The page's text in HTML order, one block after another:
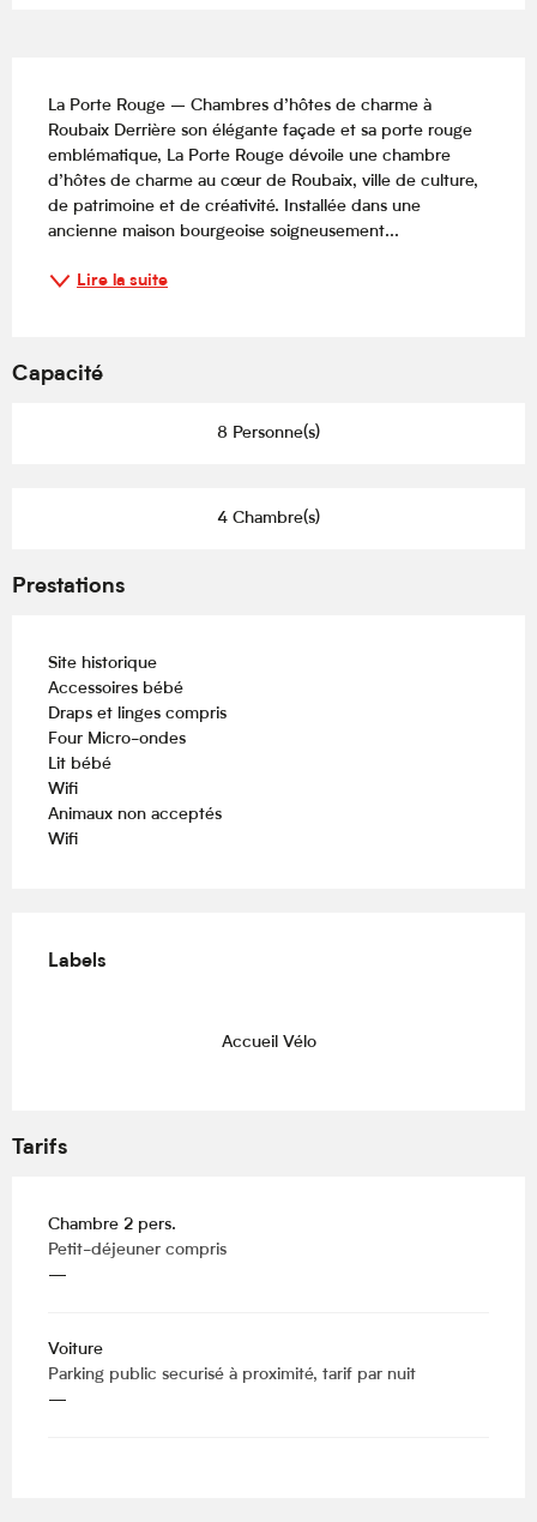
La Porte Rouge – Chambres d’hôtes de charme à
Roubaix Derrière son élégante façade et sa porte rouge
emblématique, La Porte Rouge dévoile une chambre
d’hôtes de charme au cœur de Roubaix, ville de culture,
de patrimoine et de créativité. Installée dans une
ancienne maison bourgeoise soigneusement...
Lire la suite
Capacité
8 Personne(s)
4 Chambre(s)
Prestations
Site historique
Accessoires bébé
Draps et linges compris
Four Micro-ondes
Lit bébé
Wifi
Animaux non acceptés
Wifi
Labels
Labels
Accueil Vélo
Tarifs
Chambre 2 pers.
Petit-déjeuner compris
—
Voiture
Parking public securisé à proximité, tarif par nuit
—